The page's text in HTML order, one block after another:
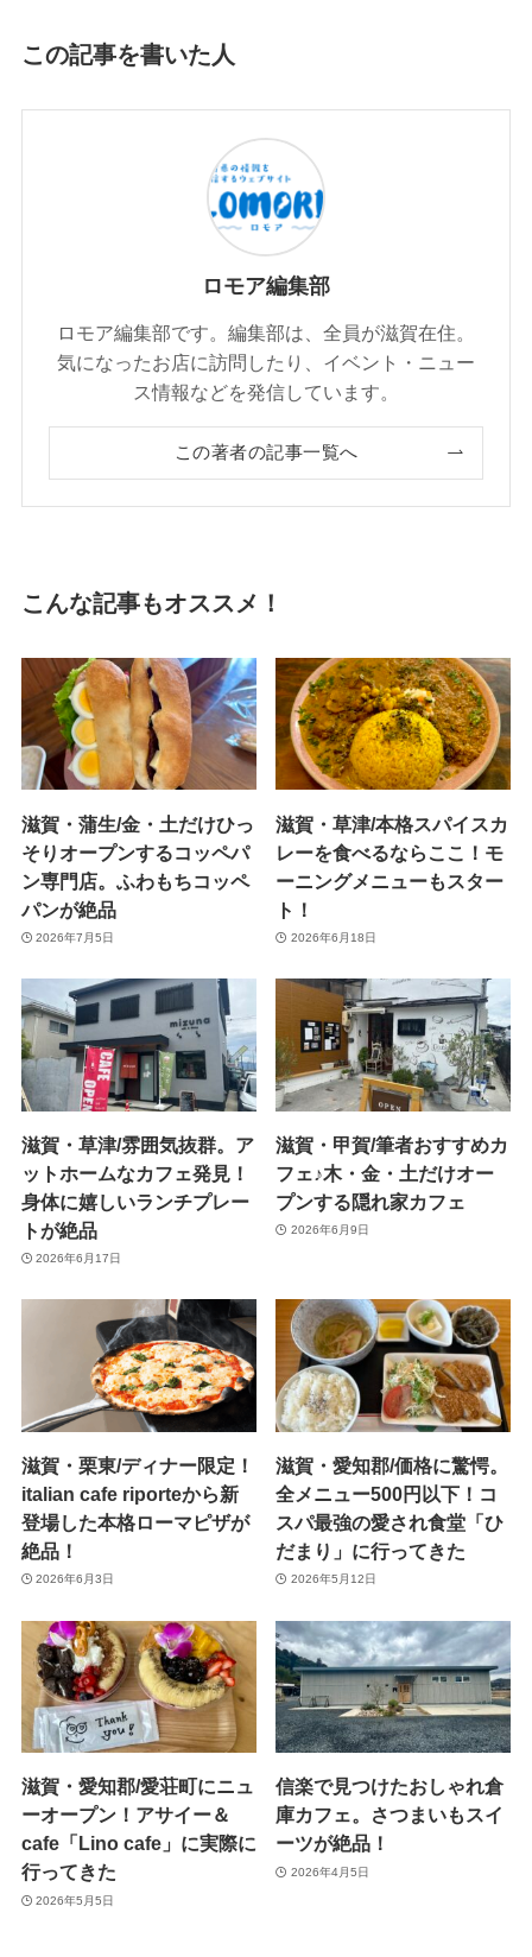
この記事を書いた人
ロモア編集部
ロモア編集部です。編集部は、全員が滋賀在住。
気になったお店に訪問したり、イベント・ニュー
ス情報などを発信しています。
この著者の記事一覧へ
こんな記事もオススメ！
滋賀・蒲生/金・土だけひっ
そりオープンするコッペパ
ン専門店。ふわもちコッペ
パンが絶品
2026年7月5日
滋賀・草津/本格スパイスカ
レーを食べるならここ！モ
ーニングメニューもスター
ト！
2026年6月18日
滋賀・草津/雰囲気抜群。ア
ットホームなカフェ発見！
身体に嬉しいランチプレー
トが絶品
2026年6月17日
滋賀・甲賀/筆者おすすめカ
フェ♪木・金・土だけオー
プンする隠れ家カフェ
2026年6月9日
滋賀・栗東/ディナー限定！
italian cafe riporteから新
登場した本格ローマピザが
絶品！
2026年6月3日
滋賀・愛知郡/価格に驚愕。
全メニュー500円以下！コ
スパ最強の愛され食堂「ひ
だまり」に行ってきた
2026年5月12日
滋賀・愛知郡/愛荘町にニュ
ーオープン！アサイー＆
cafe「Lino cafe」に実際に
行ってきた
2026年5月5日
信楽で見つけたおしゃれ倉
庫カフェ。さつまいもスイ
ーツが絶品！
2026年4月5日